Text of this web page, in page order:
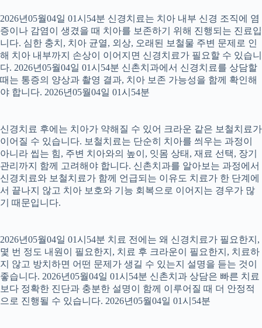
2026년05월04일 01시54분 신경치료는 치아 내부 신경 조직에 염
증이나 감염이 생겼을 때 치아를 보존하기 위해 진행되는 진료입
니다. 심한 충치, 치아 균열, 외상, 오래된 보철물 주변 문제로 인
해 치아 내부까지 손상이 이어지면 신경치료가 필요할 수 있습니
다. 2026년05월04일 01시54분 신촌치과에서 신경치료를 상담할
때는 통증의 양상과 촬영 결과, 치아 보존 가능성을 함께 확인해
야 합니다. 2026년05월04일 01시54분
신경치료 후에는 치아가 약해질 수 있어 크라운 같은 보철치료가
이어질 수 있습니다. 보철치료는 단순히 치아를 씌우는 과정이
아니라 씹는 힘, 주변 치아와의 높이, 잇몸 상태, 재료 선택, 장기
관리까지 함께 고려해야 합니다. 신촌치과를 알아보는 과정에서
신경치료와 보철치료가 함께 언급되는 이유도 치료가 한 단계에
서 끝나지 않고 치아 보호와 기능 회복으로 이어지는 경우가 많
기 때문입니다.
2026년05월04일 01시54분 치료 전에는 왜 신경치료가 필요한지,
몇 번 정도 내원이 필요한지, 치료 후 크라운이 필요한지, 치료하
지 않고 방치하면 어떤 문제가 생길 수 있는지 설명을 듣는 것이
좋습니다. 2026년05월04일 01시54분 신촌치과 상담은 빠른 치료
보다 정확한 진단과 충분한 설명이 함께 이루어질 때 더 안정적
으로 진행될 수 있습니다. 2026년05월04일 01시54분